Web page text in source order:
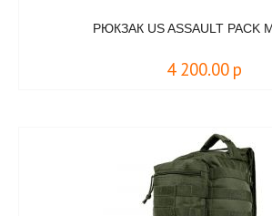
РЮКЗАК US ASSAULT PACK
4 200.00 р